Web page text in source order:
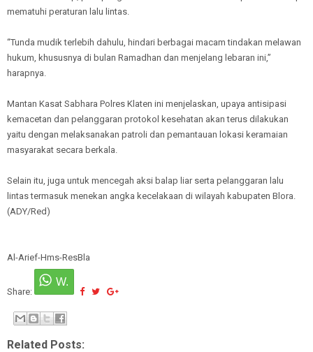
mematuhi peraturan lalu lintas.
“Tunda mudik terlebih dahulu, hindari berbagai macam tindakan melawan
hukum, khususnya di bulan Ramadhan dan menjelang lebaran ini,”
harapnya.
Mantan Kasat Sabhara Polres Klaten ini menjelaskan, upaya antisipasi
kemacetan dan pelanggaran protokol kesehatan akan terus dilakukan
yaitu dengan melaksanakan patroli dan pemantauan lokasi keramaian
masyarakat secara berkala.
Selain itu, juga untuk mencegah aksi balap liar serta pelanggaran lalu
lintas termasuk menekan angka kecelakaan di wilayah kabupaten Blora.
(ADY/Red)
Al-Arief-Hms-ResBla
Share:
Related Posts: